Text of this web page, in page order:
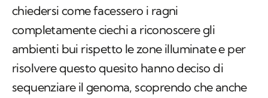
chiedersi come facessero i ragni
completamente ciechi a riconoscere gli
ambienti bui rispetto le zone illuminate e per
risolvere questo quesito hanno deciso di
sequenziare il genoma, scoprendo che anche